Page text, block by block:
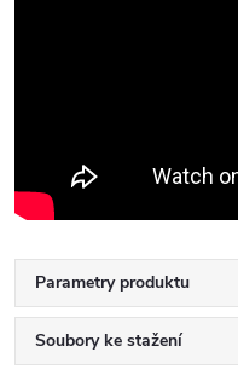
Parametry produktu
Soubory ke stažení